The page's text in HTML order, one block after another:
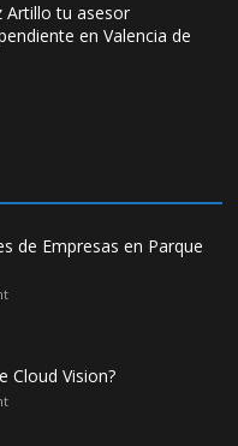
Artillo tu asesor
en Valencia de
de Empresas en Parque
Cloud Vision?